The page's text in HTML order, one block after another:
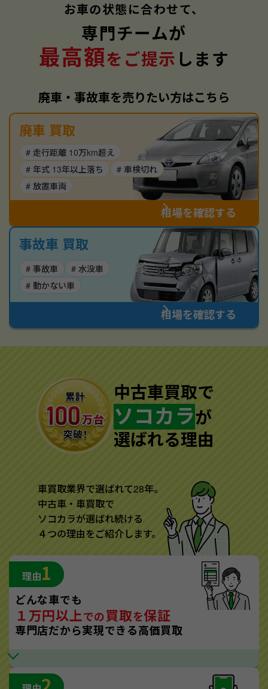
お車の状態に合わせて、
専門チームが
最高額をご提示 します
廃車・事故車を売りたい方はこちら
廃車 買取
# 走行距離 10万km超え
# 年式 13年以上落ち
# 車検切れ
# 放置車両
相場を確認する
事故車 買取
# 事故車
# 水没車
# 動かない車
相場を確認する
中古車買取で
ソコカラが
選ばれる理由
車買取業界で選ばれて28年。
中古車・車買取で
ソコカラが選ばれ続ける
４つの理由をご紹介します。
理由1
どんな車でも
１万円以上での買取を保証
専門店だから実現できる高価買取